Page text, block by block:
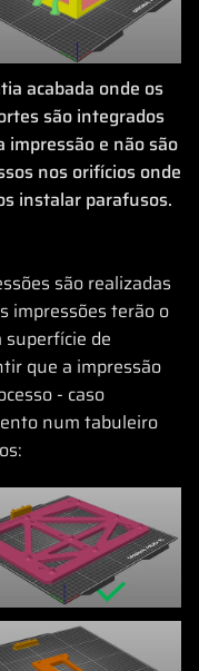
acabada onde os
são integrados
impressão e não são
nos orifícios onde
instalar parafusos.
são realizadas
impressões terão o
superfície de
que a impressão
- caso
num tabuleiro